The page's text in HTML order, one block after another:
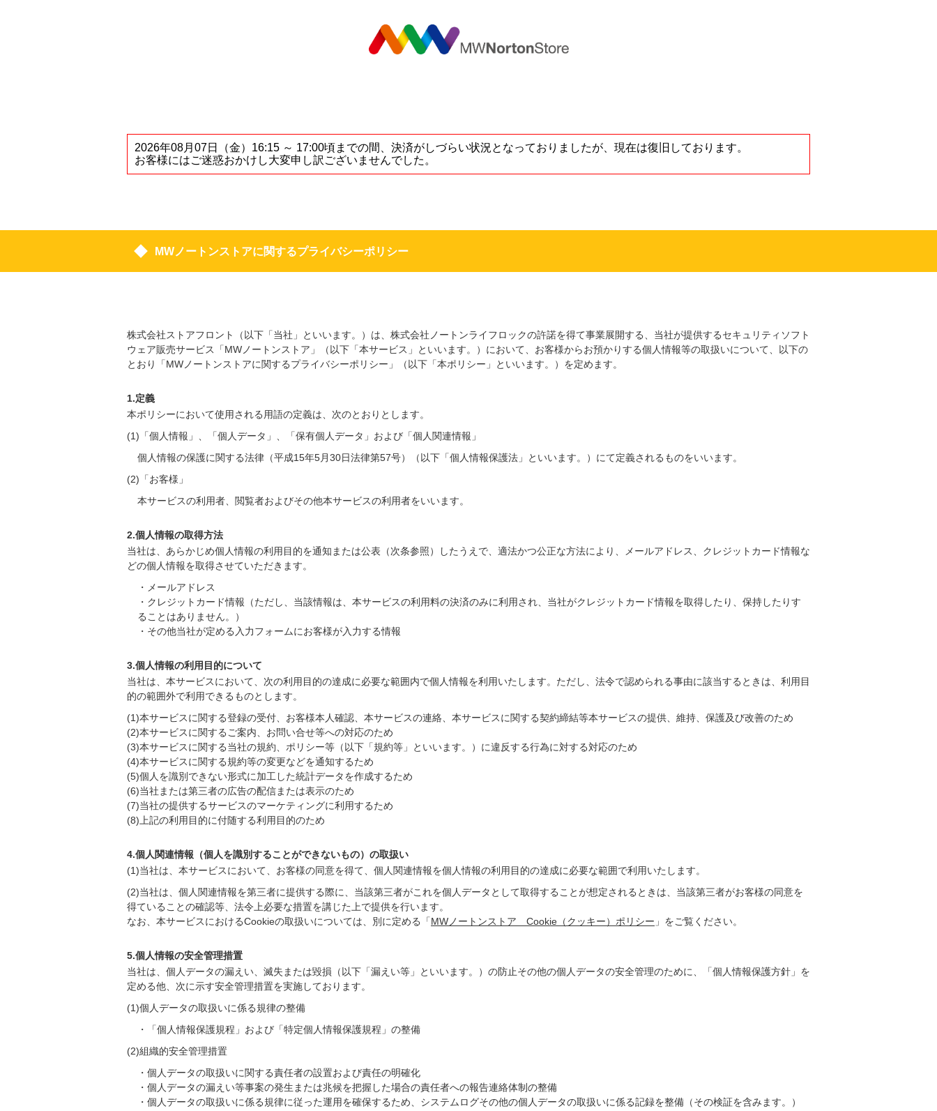
2026年08月07日（金）16:15 ～ 17:00頃までの間、決済がしづらい状況となっておりましたが、現在は復旧しております。
お客様にはご迷惑おかけし大変申し訳ございませんでした。
MWノートンストアに関するプライバシーポリシー
株式会社ストアフロント（以下「当社」といいます。）は、株式会社ノートンライフロックの許諾を得て事業展開する、当社が提供するセキュリティソフト
ウェア販売サービス「MWノートンストア」（以下「本サービス」といいます。）において、お客様からお預かりする個人情報等の取扱いについて、以下の
とおり「MWノートンストアに関するプライバシーポリシー」（以下「本ポリシー」といいます。）を定めます。
1.定義
本ポリシーにおいて使用される用語の定義は、次のとおりとします。
(1)「個人情報」、「個人データ」、「保有個人データ」および「個人関連情報」
個人情報の保護に関する法律（平成15年5月30日法律第57号）（以下「個人情報保護法」といいます。）にて定義されるものをいいます。
(2)「お客様」
本サービスの利用者、閲覧者およびその他本サービスの利用者をいいます。
2.個人情報の取得方法
当社は、あらかじめ個人情報の利用目的を通知または公表（次条参照）したうえで、適法かつ公正な方法により、メールアドレス、クレジットカード情報な
どの個人情報を取得させていただきます。
・メールアドレス
・クレジットカード情報（ただし、当該情報は、本サービスの利用料の決済のみに利用され、当社がクレジットカード情報を取得したり、保持したりす
ることはありません。）
・その他当社が定める入力フォームにお客様が入力する情報
3.個人情報の利用目的について
当社は、本サービスにおいて、次の利用目的の達成に必要な範囲内で個人情報を利用いたします。ただし、法令で認められる事由に該当するときは、利用目
的の範囲外で利用できるものとします。
(1)本サービスに関する登録の受付、お客様本人確認、本サービスの連絡、本サービスに関する契約締結等本サービスの提供、維持、保護及び改善のため
(2)本サービスに関するご案内、お問い合せ等への対応のため
(3)本サービスに関する当社の規約、ポリシー等（以下「規約等」といいます。）に違反する行為に対する対応のため
(4)本サービスに関する規約等の変更などを通知するため
(5)個人を識別できない形式に加工した統計データを作成するため
(6)当社または第三者の広告の配信または表示のため
(7)当社の提供するサービスのマーケティングに利用するため
(8)上記の利用目的に付随する利用目的のため
4.個人関連情報（個人を識別することができないもの）の取扱い
(1)当社は、本サービスにおいて、お客様の同意を得て、個人関連情報を個人情報の利用目的の達成に必要な範囲で利用いたします。
(2)当社は、個人関連情報を第三者に提供する際に、当該第三者がこれを個人データとして取得することが想定されるときは、当該第三者がお客様の同意を
得ていることの確認等、法令上必要な措置を講じた上で提供を行います。
なお、本サービスにおけるCookieの取扱いについては、別に定める「MWノートンストア Cookie（クッキー）ポリシー 」をご覧ください。
5.個人情報の安全管理措置
当社は、個人データの漏えい、滅失または毀損（以下「漏えい等」といいます。）の防止その他の個人データの安全管理のために、「個人情報保護方針」を
定める他、次に示す安全管理措置を実施しております。
(1)個人データの取扱いに係る規律の整備
・「個人情報保護規程」および「特定個人情報保護規程」の整備
(2)組織的安全管理措置
・個人データの取扱いに関する責任者の設置および責任の明確化
・個人データの漏えい等事案の発生または兆候を把握した場合の責任者への報告連絡体制の整備
・個人データの取扱いに係る規律に従った運用を確保するため、システムログその他の個人データの取扱いに係る記録を整備（その検証を含みます。）